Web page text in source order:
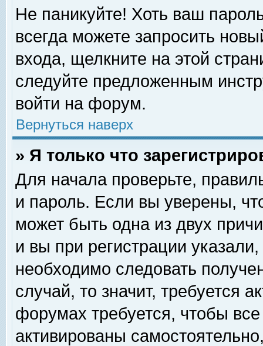
Не паникуйте! Хоть ваш
всегда можете запросить
входа, щелкните на этой
следуйте предложенным
войти на форум.
Вернуться наверх
» Я только что
Для начала проверьте,
и пароль. Если вы уверены,
может быть одна из двух
и вы при регистрации
необходимо следовать
случай, то значит, требуется
форумах требуется, чтобы
активированы